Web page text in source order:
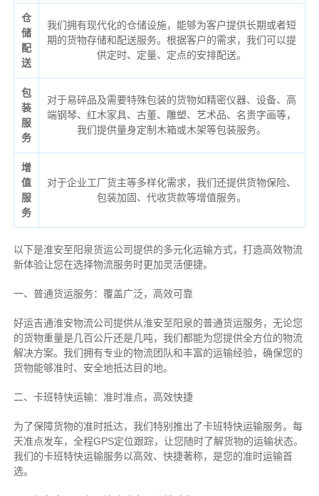
仓
储
配
送
我们拥有现代化的仓储设施，能够为客户提供长期或者短
期的货物存储和配送服务。根据客户的需求，我们可以提
供定时、定量、定点的安排配送。
包
装
服
务
对于易碎品及需要特殊包装的货物如精密仪器、设备、高
端钢琴、红木家具、古董、雕塑、艺术品、名贵字画等，
我们提供量身定制木箱或木架等包装服务。
增
值
服
务
对于企业工厂货主等多样化需求，我们还提供货物保险、
包装加固、代收货款等增值服务。
以下是淮安至阳泉货运公司提供的多元化运输方式，打造高效物流
新体验让您在选择物流服务时更加灵活便捷。
一、普通货运服务：覆盖广泛，高效可靠
好运吉通淮安物流公司提供从淮安至阳泉的普通货运服务，无论您
的货物重量是几百公斤还是几吨，我们都能为您提供全方位的物流
解决方案。我们拥有专业的物流团队和丰富的运输经验，确保您的
货物能够准时、安全地抵达目的地。
二、卡班特快运输：准时准点，高效快捷
为了保障货物的准时抵达，我们特别推出了卡班特快运输服务。每
天准点发车，全程GPS定位跟踪，让您随时了解货物的运输状态。
我们的卡班特快运输服务以高效、快捷著称，是您的准时运输首
选。